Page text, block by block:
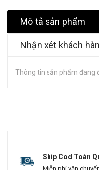
Mô tả sản phẩm
Nhận xét khách
Thông tin sản phẩm đang
Ship Cod Toàn
Miễn phí vận